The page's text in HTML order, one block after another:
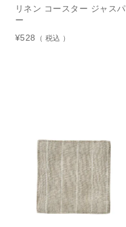
リネン コースター ジャスパ
ー
¥528 税込